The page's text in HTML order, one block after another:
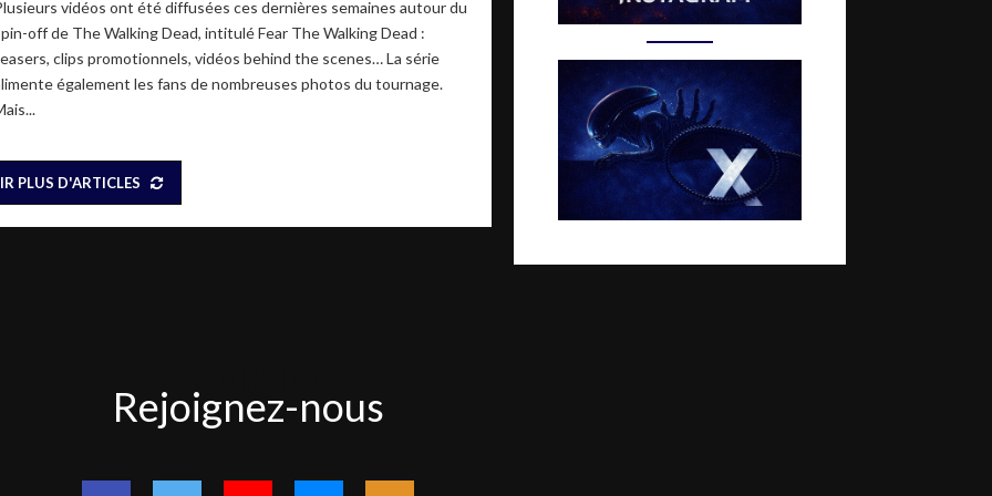
vidéos ont été diffusées ces dernières semaines autour du
off de The Walking Dead, intitulé Fear The Walking Dead :
clips promotionnels, vidéos behind the scenes… La série
également les fans de nombreuses photos du tournage.
PLUS D'ARTICLES
nous
Rejoignez-nous